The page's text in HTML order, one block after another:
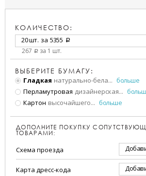
КОЛИЧЕСТВО:
20 шт. за 5355 a
267 a за 1 шт.
ВЫБЕРИТЕ БУМАГУ:
Гладкая натурально-бела... больше
Перламутровая дизайнерская...
Картон высочайшего... больше
ДОПОЛНИТЕ ПОКУПКУ
ТОВАРАМИ:
Схема проезда
Карта дресс-кода